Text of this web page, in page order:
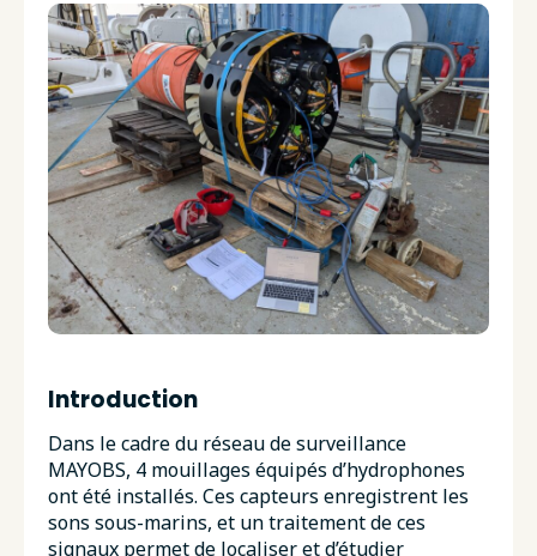
Introduction
Dans le cadre du réseau de surveillance
MAYOBS, 4 mouillages équipés d’hydrophones
ont été installés. Ces capteurs enregistrent les
sons sous-marins, et un traitement de ces
signaux permet de localiser et d’étudier